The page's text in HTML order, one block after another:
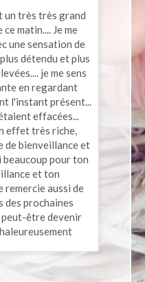
un très très grand
matin.... Je me
une sensation de
détendu et plus
je me sens
en regardant
l'instant présent...
effacées...
effet très riche,
de bienveillance et
beaucoup pour ton
et ton
remercie aussi de
des prochaines
être devenir